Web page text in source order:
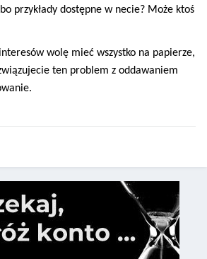
przykłady dostępne w necie? Może ktoś
wolę mieć wszystko na papierze,
ten problem z oddawaniem